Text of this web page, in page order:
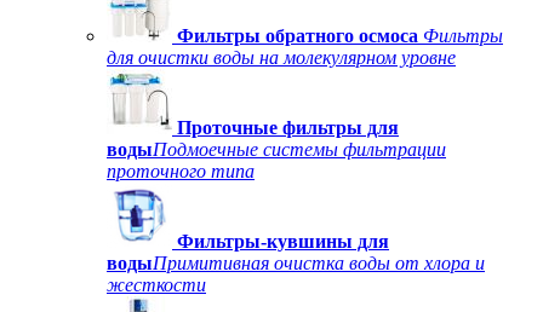
Фильтры обратного осмоса Фильтры
для очистки воды на молекулярном уровне
Проточные фильтры для
водыПодмоечные системы фильтрации
проточного типа
Фильтры-кувшины для
водыПримитивная очистка воды от хлора и
жесткости